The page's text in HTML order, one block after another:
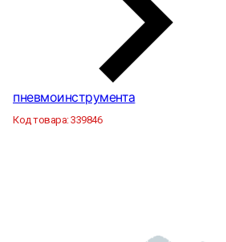
пневмоинструмента
Код товара:339846